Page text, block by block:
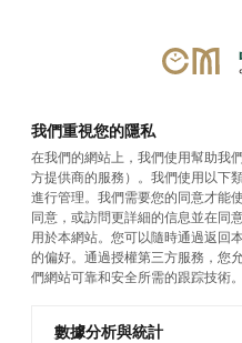
Black Bay Pro
我們重視您的隱私
在我們的網站上，我們使用幫助我
方提供商的服務）。我們使用以下
進行管理。我們需要您的同意才能
同意，或訪問更詳細的信息並在同
用於本網站。您可以隨時通過返回
的偏好。通過授權第三方服務，您
們網站可靠和安全所需的跟踪技術。
數據分析與統計